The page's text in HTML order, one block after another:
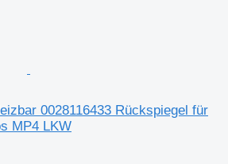
0028116433 Rückspiegel für
MP4 LKW